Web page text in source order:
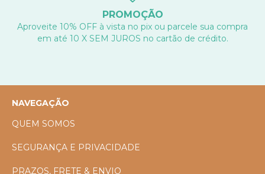
PROMOÇÃO
Aproveite 10% OFF à vista no pix ou parcele sua compra
em até 10 X SEM JUROS no cartão de crédito.
NAVEGAÇÃO
QUEM SOMOS
SEGURANÇA E PRIVACIDADE
PRAZOS, FRETE & ENVIO